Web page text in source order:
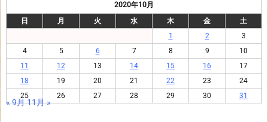
2020年10月
日
月 火 水 木 金
土
1
2
3
4
5 6 7 8 9
10
11
12 13 14 15 16
17
18
19 20 21 22 23
24
25
26 27 28 29 30 31
« 9月11月 »